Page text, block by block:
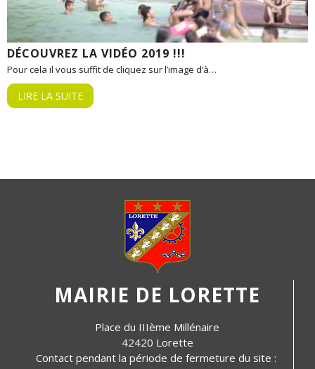
DÉCOUVREZ LA VIDÉO 2019 !!!
Pour cela il vous suffit de cliquez sur l’image d’à…
LIRE LA SUITE
MAIRIE DE LORETTE
Place du IIIème Millénaire
42420 Lorette
Contact pendant la période de fermeture du site :